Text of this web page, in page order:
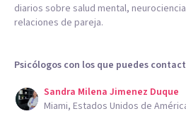
diarios sobre salud mental,
relaciones de pareja.
Psicólogos con los que puedes
Sandra Milena Jimenez Duque
Miami, Estados Unidos de